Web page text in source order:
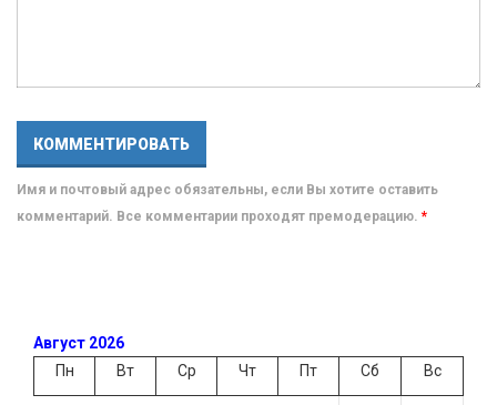
Имя и почтовый адрес обязательны, если Вы хотите оставить
комментарий. Все комментарии проходят премодерацию. *
Август 2026
Пн
Вт Ср Чт Пт Сб Вс